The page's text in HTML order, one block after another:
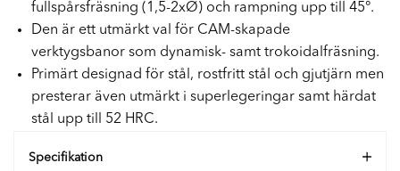
fullspårsfräsning (1,5-2xØ) och rampning upp till 45°.
Den är ett utmärkt val för CAM-skapade
verktygsbanor som dynamisk- samt trokoidalfräsning.
Primärt designad för stål, rostfritt stål och gjutjärn men
presterar även utmärkt i superlegeringar samt härdat
stål upp till 52 HRC.
Specifikation